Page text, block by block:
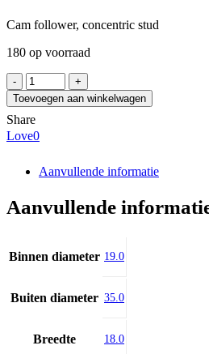
Cam follower, concentric stud
180 op voorraad
NWB
BC-
2101
aantal
Toevoegen aan winkelwagen
Share
Love0
Aanvullende informatie
Aanvullende
Binnen diameter 19.0
Buiten diameter 35.0
Breedte 18.0